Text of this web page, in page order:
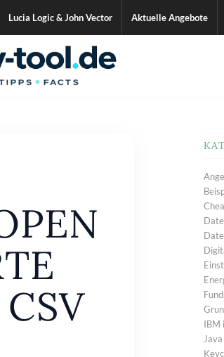
Lucia Logic & John Vector Aktuelle Angebote
IBM
Java